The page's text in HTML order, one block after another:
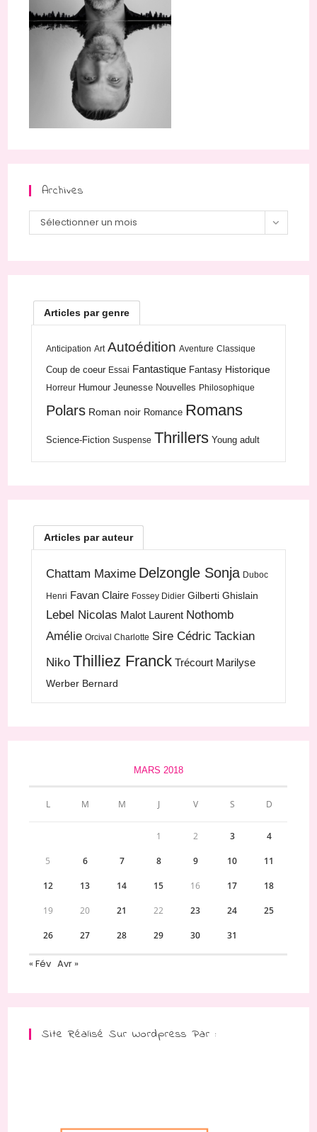
Archives
Archives
Sélectionner un mois
Articles par genre
Anticipation Art Autoédition Aventure Classique
Coup de coeur Essai Fantastique Fantasy Historique
Horreur Humour Jeunesse Nouvelles Philosophique
Polars Roman noir Romance Romans
Science-Fiction Suspense Thrillers Young adult
Articles par auteur
Chattam Maxime Delzongle Sonja Duboc
Henri Favan Claire Fossey Didier Gilberti Ghislain
Lebel Nicolas Malot Laurent Nothomb
Amélie Orcival Charlotte Sire Cédric Tackian
Niko Thilliez Franck Trécourt Marilyse
Werber Bernard
MARS 2018
L M M J V S D
1 2 3 4
5 6 7 8 9 10 11
12 13 14 15 16 17 18
19 20 21 22 23 24 25
26 27 28 29 30 31
« Fév Avr »
Site Réalisé Sur Wordpress Par :